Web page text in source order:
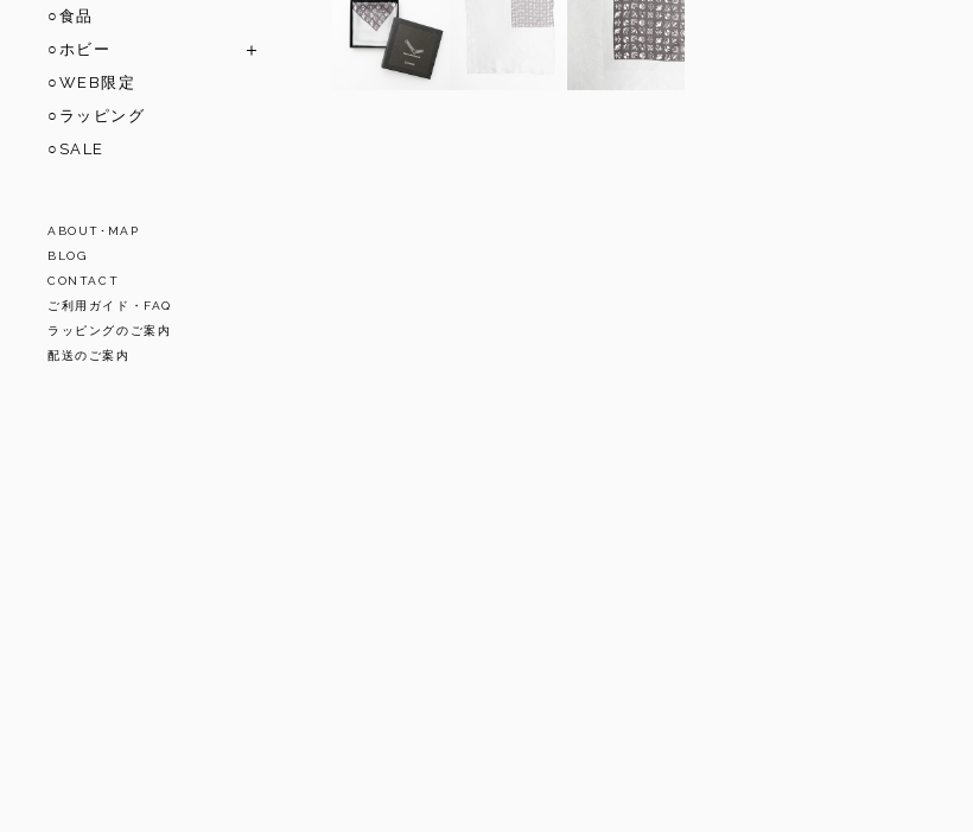
○食品
○ホビー
○WEB限定
○ラッピング
○SALE
ABOUT･MAP
BLOG
CONTACT
ご利用ガイド・FAQ
ラッピングのご案内
配送のご案内